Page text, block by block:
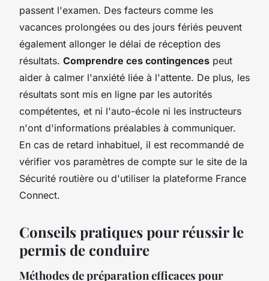
passent l'examen. Des facteurs comme les
vacances prolongées ou des jours fériés peuvent
également allonger le délai de réception des
résultats. Comprendre ces contingences peut
aider à calmer l'anxiété liée à l'attente. De plus, les
résultats sont mis en ligne par les autorités
compétentes, et ni l'auto-école ni les instructeurs
n'ont d'informations préalables à communiquer.
En cas de retard inhabituel, il est recommandé de
vérifier vos paramètres de compte sur le site de la
Sécurité routière ou d'utiliser la plateforme France
Connect.
Conseils pratiques pour réussir le
permis de conduire
Méthodes de préparation efficaces pour